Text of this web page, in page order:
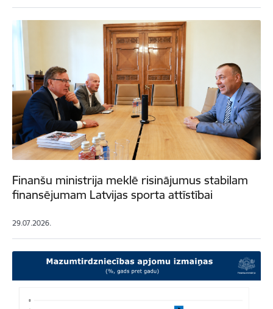
Finanšu ministrija meklē risinājumus stabilam
finansējumam Latvijas sporta attīstībai
29.07.2026.